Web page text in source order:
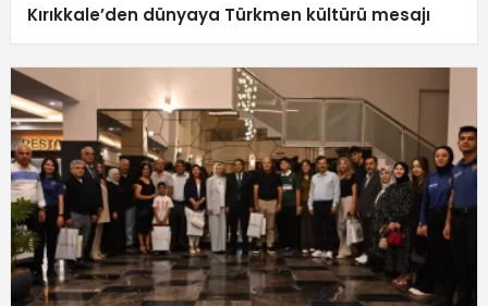
Kırıkkale’den dünyaya Türkmen kültürü mesajı